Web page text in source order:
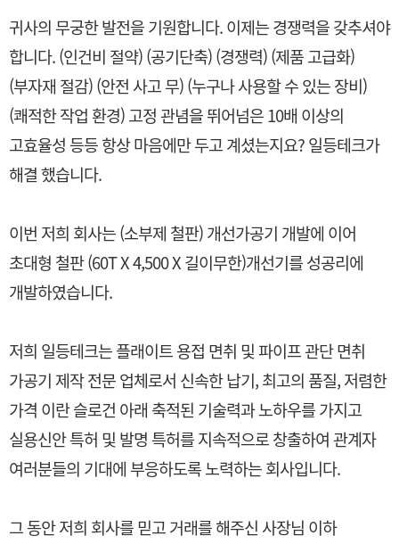
귀사의 무궁한 발전을 기원합니다. 이제는 경쟁력을 갖추셔야
합니다. (인건비 절약) (공기단축) (경쟁력) (제품 고급화)
(부자재 절감) (안전 사고 무) (누구나 사용할 수 있는 장비)
(쾌적한 작업 환경) 고정 관념을 뛰어넘은 10배 이상의
고효율성 등등 항상 마음에만 두고 계셨는지요? 일등테크가
해결 했습니다.
이번 저희 회사는 (소부제 철판) 개선가공기 개발에 이어
초대형 철판 (60T X 4,500 X 길이무한)개선기를 성공리에
개발하였습니다.
저희 일등테크는 플래이트 용접 면취 및 파이프 관단 면취
가공기 제작 전문 업체로서 신속한 납기, 최고의 품질, 저렴한
가격 이란 슬로건 아래 축적된 기술력과 노하우를 가지고
실용신안 특허 및 발명 특허를 지속적으로 창출하여 관계자
여러분들의 기대에 부응하도록 노력하는 회사입니다.
그 동안 저희 회사를 믿고 거래를 해주신 사장님 이하